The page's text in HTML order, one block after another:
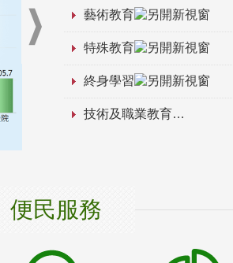
藝術教育
特殊教育
終身學習
技術及職業教育
便民服務